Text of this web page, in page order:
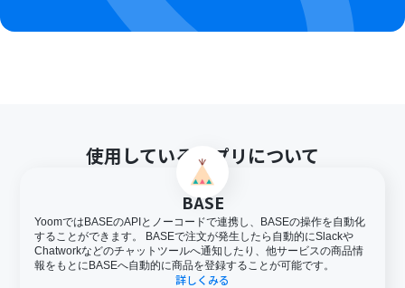
使用しているアプリについて
BASE
YoomではBASEのAPIとノーコードで連携し、BASEの操作を自動化
することができます。 BASEで注文が発生したら自動的にSlackや
Chatworkなどのチャットツールへ通知したり、他サービスの商品情
報をもとにBASEへ自動的に商品を登録することが可能です。
詳しくみる